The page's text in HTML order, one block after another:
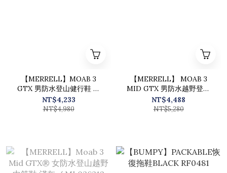
【MERRELL】MOAB 3
GTX 男防水登山健行鞋 水
洗藍 / ML066067
NT$4,233
NT$4,980
【MERRELL】 MOAB 3
MID GTX 男防水越野登山
鞋 水洗藍 / ML066061
NT$4,488
NT$5,280